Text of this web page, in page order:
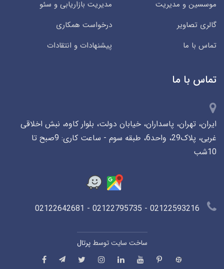
موسسین و مدیریت
مدیریت بازاریابی و سئو
گالری تصاویر
درخواست همکاری
تماس با ما
پیشنهادات و انتقادات
تماس با ما
ایران، تهران، پاسداران، خیابان دولت، بلوار کاوه، نبش اخلاقی
غربی، پلاک29، واحد6، طبقه سوم - ساعت کاری: 9صبح تا
10شب
ساخت سایت توسطپرتال